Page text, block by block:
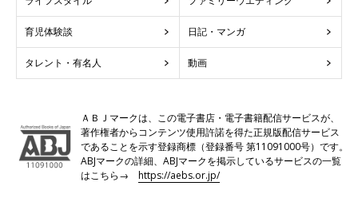
育児体験談 日記・マンガ
タレント・有名人 動画
ＡＢＪマークは、この電子書店・電子書籍配信サービスが、
著作権者からコンテンツ使用許諾を得た正規版配信サービス
であることを示す登録商標（登録番号 第11091000号）です。
ABJマークの詳細、ABJマークを掲示しているサービスの一覧
はこちら→https://aebs.or.jp/